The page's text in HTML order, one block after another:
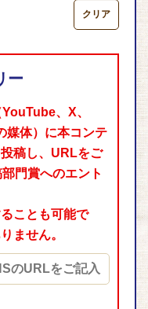
ー
、X、
媒体）に本コンテ
稿し、URLをご
門賞へのエント
ことも可能で
ません。